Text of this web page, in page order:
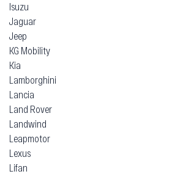
Isuzu
Jaguar
Jeep
KG Mobility
Kia
Lamborghini
Lancia
Land Rover
Landwind
Leapmotor
Lexus
Lifan